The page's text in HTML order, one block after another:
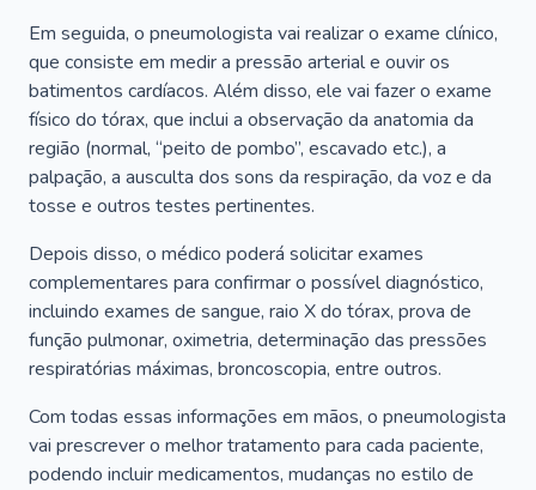
Em seguida, o pneumologista vai realizar o exame clínico,
que consiste em medir a pressão arterial e ouvir os
batimentos cardíacos. Além disso, ele vai fazer o exame
físico do tórax, que inclui a observação da anatomia da
região (normal, “peito de pombo”, escavado etc.), a
palpação, a ausculta dos sons da respiração, da voz e da
tosse e outros testes pertinentes.
Depois disso, o médico poderá solicitar exames
complementares para confirmar o possível diagnóstico,
incluindo exames de sangue, raio X do tórax, prova de
função pulmonar, oximetria, determinação das pressões
respiratórias máximas, broncoscopia, entre outros.
Com todas essas informações em mãos, o pneumologista
vai prescrever o melhor tratamento para cada paciente,
podendo incluir medicamentos, mudanças no estilo de